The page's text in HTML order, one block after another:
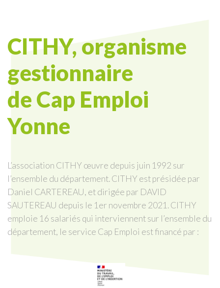
CITHY, organisme
gestionnaire
de Cap Emploi
Yonne
L’association CITHY œuvre depuis juin 1992 sur
l’ensemble du département. CITHY est présidée par
Daniel CARTEREAU, et dirigée par DAVID
SAUTEREAU depuis le 1er novembre 2021. CITHY
emploie 16 salariés qui interviennent sur l’ensemble du
département, le service Cap Emploi est financé par :